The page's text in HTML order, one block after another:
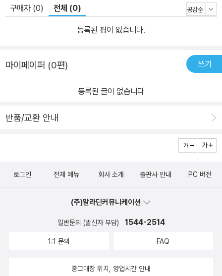
구매자 (0) 전체 (0)
등록된 평이 없습니다.
마이페이퍼 (0편) 쓰기
등록된 글이 없습니다
반품/교환 안내
로그인 전체 메뉴 회사 소개 출판사 안내 PC 버전
(주)알라딘커뮤니케이션
일반문의 (발신자 부담) 1544-2514
1:1 문의 FAQ
중고매장 위치, 영업시간 안내